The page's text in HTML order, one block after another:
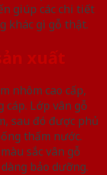
giúp các chi tiết
khác gì gỗ thật.
xuất
nhôm cao cấp,
cáp. Lớp vân gỗ
sau đó được phủ
thấm nước.
sắc vân gỗ
bảo dưỡng.